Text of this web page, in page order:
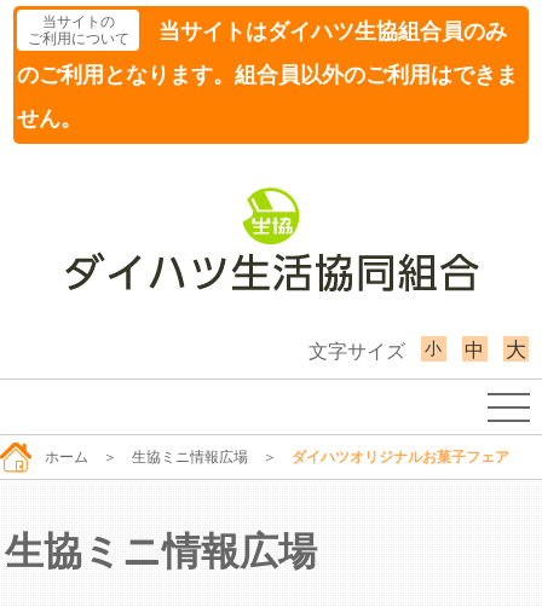
当サイトの
ご利用について
当サイトはダイハツ生協組合員のみ
のご利用となります。組合員以外のご利用はできま
せん。
文字サイズ 小 中 大
ホーム ＞ 生協ミニ情報広場 ＞ ダイハツオリジナルお菓子フェア
生協ミニ情報広場